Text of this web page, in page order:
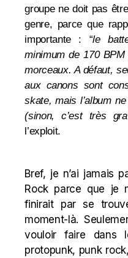
groupe ne doit pas
genre, parce que
importante : “le
minimum de 170
morceaux. A défaut,
aux canons sont
skate, mais l’album
(sinon, c’est très
l’exploit.
Bref, je n’ai jamais
Rock parce que je
finirait par se
moment-là.
vouloir faire dans
protopunk, punk